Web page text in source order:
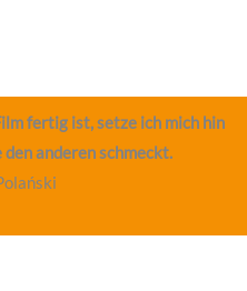
fertig ist, setze ich mich hin
den anderen schmeckt.